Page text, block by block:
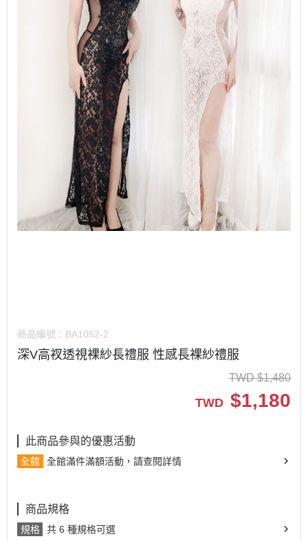
商品編號： BA1052-2
深V高衩透視裸紗長禮服 性感長裸紗禮服
TWD $1,480
TWD $1,180
此商品參與的優惠活動
全館 全館滿件滿額活動，請查閱詳情
商品規格
規格 共 6 種規格可選